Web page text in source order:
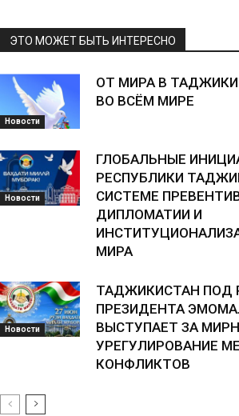
ЭТО МОЖЕТ БЫТЬ ИНТЕРЕСНО
Новости
ОТ МИРА В
ВО ВСЁМ МИРЕ
Новости
ГЛОБАЛЬНЫЕ
РЕСПУБЛИКИ
СИСТЕМЕ
ДИПЛОМАТИИ И
МИРА
Новости
ТАДЖИКИСТАН ПОД
ПРЕЗИДЕНТА
ВЫСТУПАЕТ ЗА
УРЕГУЛИРОВАНИЕ
КОНФЛИКТОВ